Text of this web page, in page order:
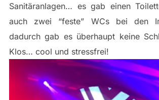
Sanitäranlagen… es gab einen
auch zwei “feste” WCs bei den
dadurch gab es überhaupt keine
Klos… cool und stressfrei!